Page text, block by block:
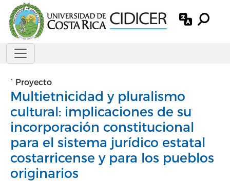
Pasar al contenido principal
` Proyecto
Multietnicidad y pluralismo
cultural: implicaciones de su
incorporación constitucional
para el sistema jurídico estatal
costarricense y para los pueblos
originarios